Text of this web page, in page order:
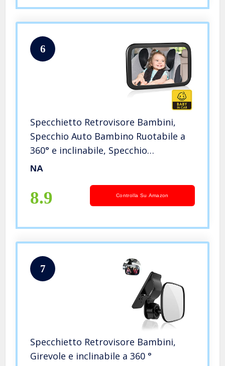
6
Specchietto Retrovisore Bambini,
Specchio Auto Bambino Ruotabile a
360° e inclinabile, Specchio
Retrovisore per Auto Sedile
Cinghie Elastiche Regolabili, Ampia
Visuale
NA
8.9 Controlla Su Amazon
7
Specchietto Retrovisore Bambini,​
Girevole e inclinabile a 360 °